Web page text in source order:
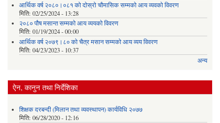
आर्थिक वर्ष २०८०।०८१ को दोस्रो चौमासिक सम्मको आय व्यवको विवरण
मिति: 02/25/2024 - 13:28
२०८० पौष मसान्त सम्मको आय व्ययको विवरण
मिति: 01/19/2024 - 00:00
आर्थिक वर्ष २०७९।८० को चैत्र मसान सम्मको आय व्यय विवरण
मिति: 04/23/2023 - 10:37
अन्य
ऐन, कानुन तथा निर्देशिका
शिक्षक दरबन्दी (मिलान तथा व्यवस्थापन) कार्यविधि २०७७
मिति: 06/28/2020 - 12:16